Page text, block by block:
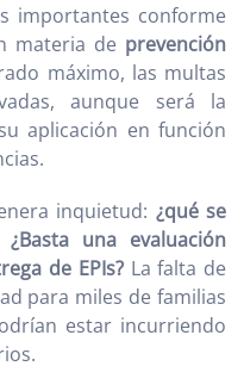
importantes conforme
materia de prevención
máximo, las multas
aunque será la
aplicación en función
inquietud: ¿qué se
una evaluación
de EPIs?La falta de
para miles de familias
estar incurriendo